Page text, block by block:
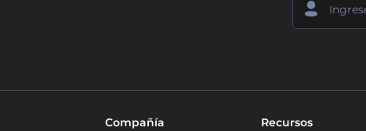
Compañía Recursos